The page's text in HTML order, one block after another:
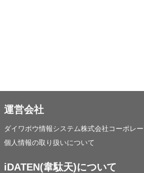
運営会社
ダイワボウ情報システム株式会社コーポレ
個人情報の取り扱いについて
iDATEN(韋駄天)について